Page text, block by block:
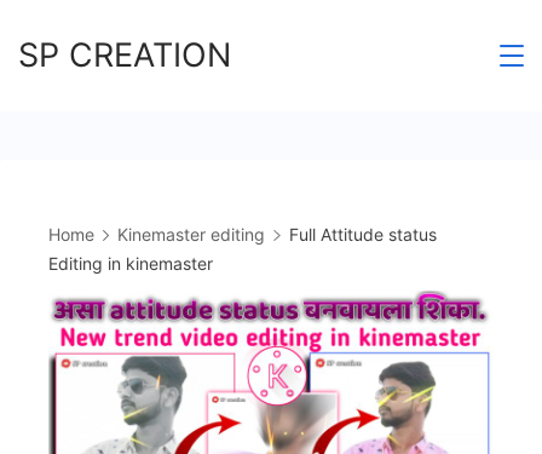
toSP CREATION
Home Kinemaster editing
Full Attitude status
Editing in kinemaster